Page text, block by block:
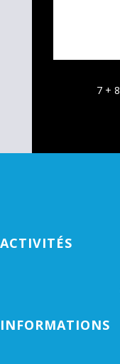
7 + 8
ACTIVITÉS
INFORMATIONS